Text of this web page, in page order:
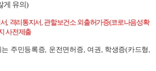
게 유의)
, 격리통지서 , 관할보건소 외출허가증(코로나음성확
사전제출
주민등록증, 운전면허증, 여권 , 학생증(카드형 ,